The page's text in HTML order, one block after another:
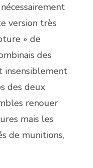
version très
» de
des
insensiblement
des deux
renouer
mais les
de munitions,